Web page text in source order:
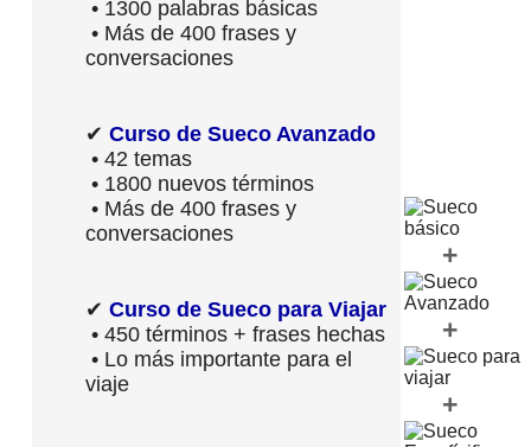
• 1300 palabras básicas
• Más de 400 frases y
conversaciones
✔ Curso de Sueco Avanzado
• 42 temas
• 1800 nuevos términos
• Más de 400 frases y
conversaciones
✔ Curso de Sueco para Viajar
• 450 términos + frases hechas
• Lo más importante para el
viaje
+
+
+